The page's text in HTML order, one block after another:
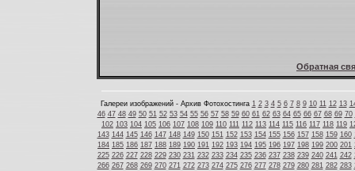
Обратная
Галереи изображений - Архив Фотохостинга 1 2 3 4 5 6 7 8 9 10 11 12 13
46 47 48 49 50 51 52 53 54 55 56 57 58 59 60 61 62 63 64 65 66 67 68 69 70
102 103 104 105 106 107 108 109 110 111 112 113 114 115 116 117 118 119
143 144 145 146 147 148 149 150 151 152 153 154 155 156 157 158 159 160
184 185 186 187 188 189 190 191 192 193 194 195 196 197 198 199 200 201
225 226 227 228 229 230 231 232 233 234 235 236 237 238 239 240 241 242
266 267 268 269 270 271 272 273 274 275 276 277 278 279 280 281 282 283